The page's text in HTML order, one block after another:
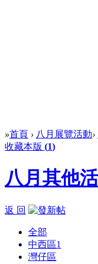
»首頁 › 八月展覽活動›
收藏本版 (1)
八月其他
返 回
全部
中西區1
灣仔區